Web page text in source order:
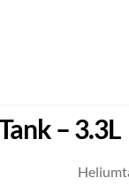
– 3.3L